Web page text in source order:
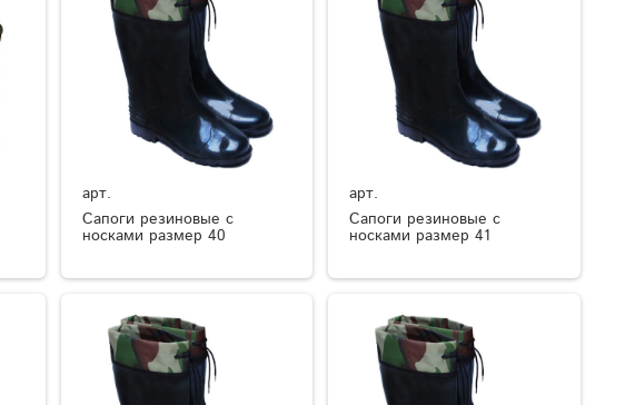
арт.
Сапоги резиновые с
носками размер 40
арт.
Сапоги резиновые с
носками размер 41